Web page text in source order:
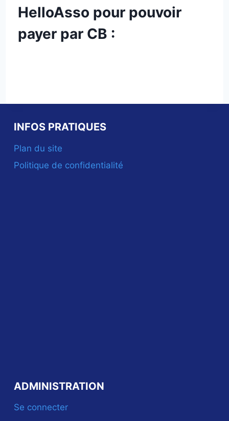
HelloAsso pour pouvoir
payer par CB :
INFOS PRATIQUES
Plan du site
Politique de confidentialité
ADMINISTRATION
Se connecter